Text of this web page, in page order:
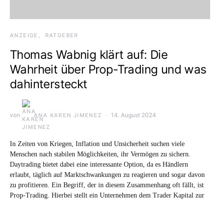
ANZEIGE RATGEBER
Thomas Wabnig klärt auf: Die
Wahrheit über Prop-Trading und was
dahintersteckt
von ANA KAREN JIMENEZ 14. August 2024
In Zeiten von Kriegen, Inflation und Unsicherheit suchen viele
Menschen nach stabilen Möglichkeiten, ihr Vermögen zu sichern.
Daytrading bietet dabei eine interessante Option, da es Händlern
erlaubt, täglich auf Marktschwankungen zu reagieren und sogar davon
zu profitieren. Ein Begriff, der in diesem Zusammenhang oft fällt, ist
Prop-Trading. Hierbei stellt ein Unternehmen dem Trader Kapital zur